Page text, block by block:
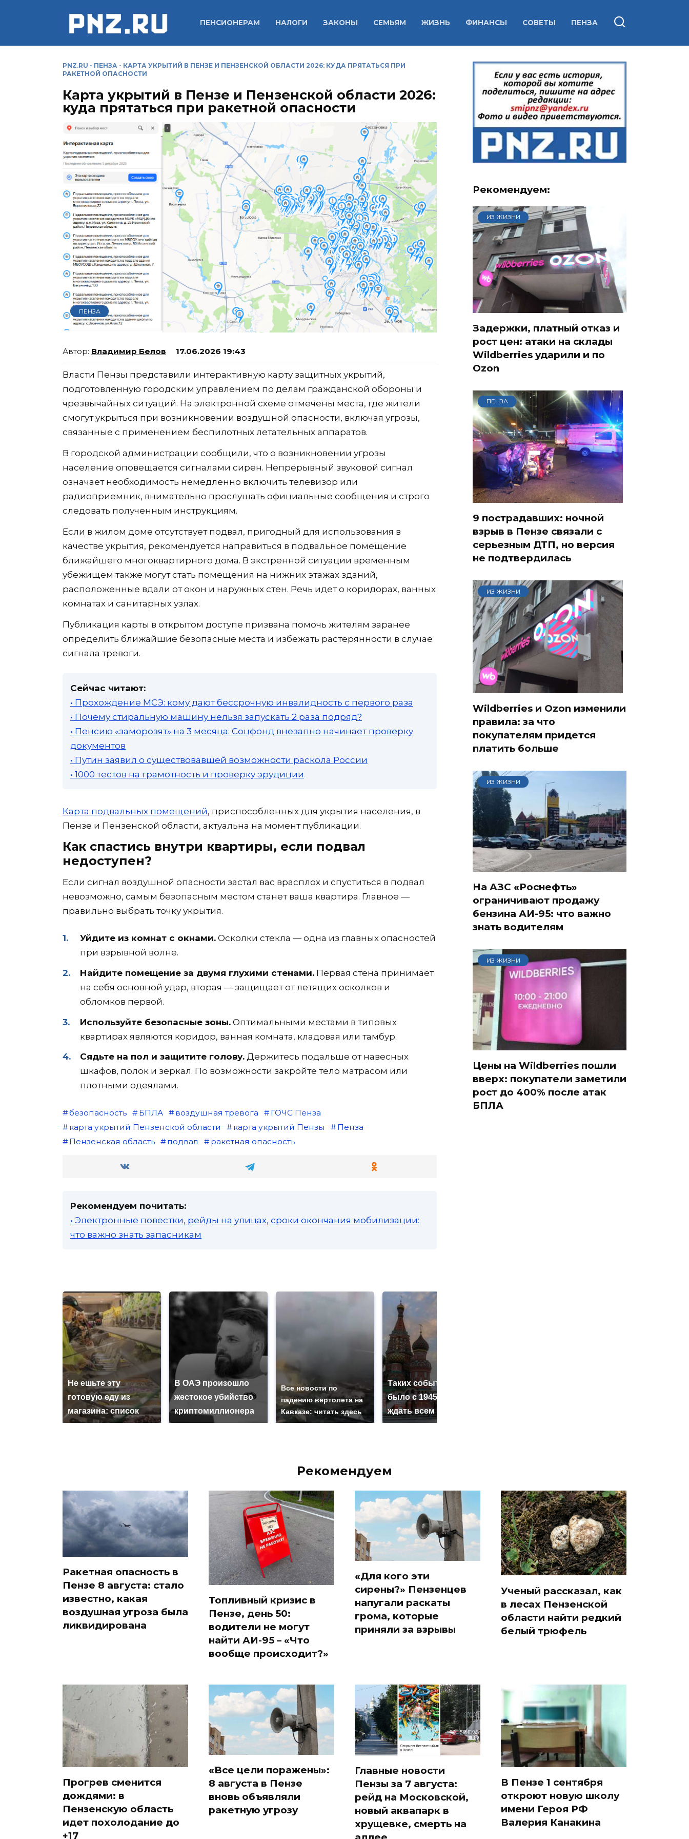
ПЕНСИОНЕРАМ НАЛОГИ ЗАКОНЫ СЕМЬЯМ ЖИЗНЬ ФИНАНСЫ СОВЕТЫ ПЕНЗА
PNZ.RU - ПЕНЗА - КАРТА УКРЫТИЙ В ПЕНЗЕ И ПЕНЗЕНСКОЙ ОБЛАСТИ 2026: КУДА ПРЯТАТЬСЯ ПРИ
РАКЕТНОЙ ОПАСНОСТИ
Карта укрытий в Пензе и Пензенской области 2026:
куда прятаться при ракетной опасности
ПЕНЗА
Владимир Белов 17.06.2026 19:43
Власти Пензы представили интерактивную карту защитных укрытий,
подготовленную городским управлением по делам гражданской обороны и
чрезвычайных ситуаций. На электронной схеме отмечены места, где жители
смогут укрыться при возникновении воздушной опасности, включая угрозы,
связанные с применением беспилотных летательных аппаратов.
В городской администрации сообщили, что о возникновении угрозы
население оповещается сигналами сирен. Непрерывный звуковой сигнал
означает необходимость немедленно включить телевизор или
радиоприемник, внимательно прослушать официальные сообщения и строго
следовать полученным инструкциям.
Если в жилом доме отсутствует подвал, пригодный для использования в
качестве укрытия, рекомендуется направиться в подвальное помещение
ближайшего многоквартирного дома. В экстренной ситуации временным
убежищем также могут стать помещения на нижних этажах зданий,
расположенные вдали от окон и наружных стен. Речь идет о коридорах, ванных
комнатах и санитарных узлах.
Публикация карты в открытом доступе призвана помочь жителям заранее
определить ближайшие безопасные места и избежать растерянности в случае
сигнала тревоги.
Сейчас читают:
• Прохождение МСЭ: кому дают бессрочную инвалидность с первого раза
• Почему стиральную машину нельзя запускать 2 раза подряд?
• Пенсию «заморозят» на 3 месяца: Соцфонд внезапно начинает проверку
документов
• Путин заявил о существовавшей возможности раскола России
• 1000 тестов на грамотность и проверку эрудиции
Карта подвальных помещений, приспособленных для укрытия населения, в
Пензе и Пензенской области, актуальна на момент публикации.
Как спастись внутри квартиры, если подвал
недоступен?
Если сигнал воздушной опасности застал вас врасплох и спуститься в подвал
невозможно, самым безопасным местом станет ваша квартира. Главное —
правильно выбрать точку укрытия.
Уйдите из комнат с окнами. Осколки стекла — одна из главных опасностей
при взрывной волне.
Найдите помещение за двумя глухими стенами. Первая стена принимает
на себя основной удар, вторая — защищает от летящих осколков и
обломков первой.
Используйте безопасные зоны. Оптимальными местами в типовых
квартирах являются коридор, ванная комната, кладовая или тамбур.
Сядьте на пол и защитите голову. Держитесь подальше от навесных
шкафов, полок и зеркал. По возможности закройте тело матрасом или
плотными одеялами.
безопасность БПЛА воздушная тревога
ГОЧС Пенза
карта укрытий Пензенской области
карта укрытий Пензы
Пенза
Пензенская область
подвал ракетная опасность
Рекомендуем почитать:
• Электронные повестки, рейды на улицах, сроки окончания мобилизации:
что важно знать запасникам
Не ешьте эту
готовую еду из
магазина: список
В ОАЭ произошло
жестокое убийство
криптомиллионера
Все новости по
падению вертолета на
Кавказе: читать здесь
Таких событий не
было с 1945: чего
ждать всем нам?
Рекомендуем:
ИЗ ЖИЗНИ
Задержки, платный отказ и
рост цен: атаки на склады
Wildberries ударили и по
Ozon
ПЕНЗА
9 пострадавших: ночной
взрыв в Пензе связали с
серьезным ДТП, но версия
не подтвердилась
ИЗ ЖИЗНИ
Wildberries и Ozon изменили
правила: за что
покупателям придется
платить больше
ИЗ ЖИЗНИ
На АЗС «Роснефть»
ограничивают продажу
бензина АИ-95: что важно
знать водителям
ИЗ ЖИЗНИ
Цены на Wildberries пошли
вверх: покупатели заметили
рост до 400% после атак
БПЛА
Рекомендуем
Ракетная опасность в
Пензе 8 августа: стало
известно, какая
воздушная угроза была
ликвидирована
Топливный кризис в
Пензе, день 50:
водители не могут
найти АИ-95 – «Что
вообще происходит?»
«Для кого эти
сирены?» Пензенцев
напугали раскаты
грома, которые
приняли за взрывы
Ученый рассказал, как
в лесах Пензенской
области найти редкий
белый трюфель
Прогрев сменится
дождями: в
Пензенскую область
идет похолодание до
+17
«Все цели поражены»:
8 августа в Пензе
вновь объявляли
ракетную угрозу
Главные новости
Пензы за 7 августа:
рейд на Московской,
новый аквапарк в
хрущевке, смерть на
В Пензе 1 сентября
откроют новую школу
имени Героя РФ
Валерия Канакина